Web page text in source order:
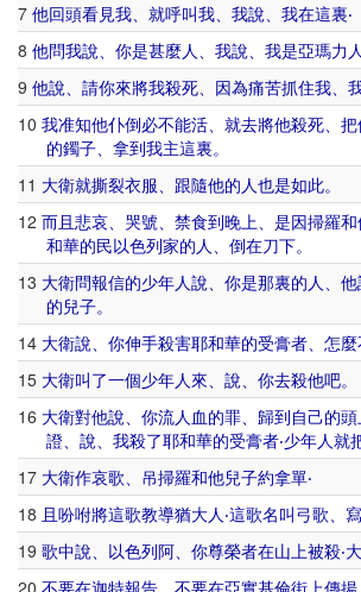
7 他回頭看見我、 就呼叫我、 我說、 我在這裏‧
8 他問我說、 你是甚麼人、 我說、 我是亞瑪力 人
9 他說、 請你來將我殺死、 因為痛苦抓住我、
10 我准知他仆倒必不能活、 就去將他殺死、 把
的鐲子、 拿到我主這裏。
11 大衛就撕裂衣服、 跟隨他的人也是如此。
12 而且悲哀、 哭號、 禁食到晚上、 是因掃羅和
和華的民以色列家的人、 倒在刀下。
13 大衛問報信的少年人說、 你是那裏的人、 他
的兒子。
14 大衛說、 你伸手殺害耶和華的受膏者、 怎麼
15 大衛叫了一個少年人來、 說、 你去殺他吧。
16 大衛對他說、 你流人血的罪、 歸到自己的頭
證、 說、 我殺了耶和華的受膏者‧少年人就
17 大衛作哀歌、 吊掃羅和他兒子約拿單‧
18 且吩咐將這歌教導猶大人‧這歌名叫弓歌、 寫
19 歌中說、 以色列阿、 你尊榮者在山上被殺‧大
20 不要在迦特報告、 不要在亞實基倫街上傳揚、